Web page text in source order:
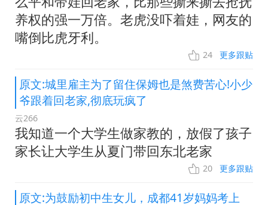
养权的强一万倍。老虎没吓着娃，网友的
嘴倒比虎牙利。
24 更多跟贴
原文:城里雇主为了留住保姆也是煞费苦心!小少
爷跟着回老家,彻底玩疯了
云266
我知道一个大学生做家教的，放假了孩子
家长让大学生从夏门带回东北老家
20 更多跟贴
原文:为鼓励初中生女儿，成都41岁妈妈考上